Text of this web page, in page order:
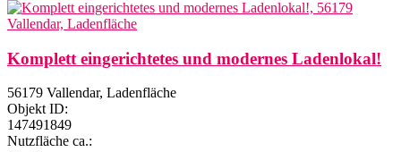
Komplett eingerichtetes und modernes Ladenlokal!
56179 Vallendar, Ladenfläche
Objekt ID:
147491849
Nutzfläche ca.: